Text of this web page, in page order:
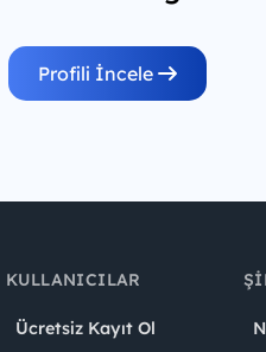
Profili İncele
KULLANICILAR
Ücretsiz Kayıt Ol